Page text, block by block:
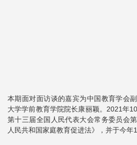
本期面对面访谈的嘉宾为中国教育学会
大学学前教育学院院长康丽颖。2021年
第十三届全国人民代表大会常务委员会
人民共和国家庭教育促进法》，并于今年